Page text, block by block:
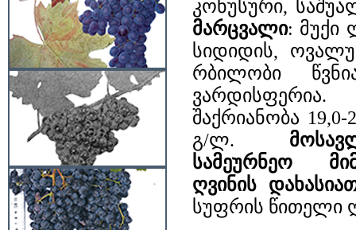
კონუსური,
მარცვალი: მუქი
სიდიდის,
რბილობი
შაქრიანობა 19,0-
გ/ლ.
სამეურნეო
ღვინის
სუფრის წითელი